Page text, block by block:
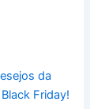
da
Friday!